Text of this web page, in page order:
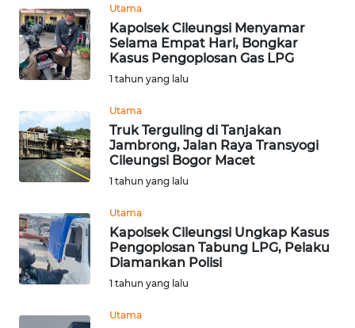
Utama
Kapolsek Cileungsi Menyamar
Selama Empat Hari, Bongkar
Kasus Pengoplosan Gas LPG
1 tahun yang lalu
Utama
Truk Terguling di Tanjakan
Jambrong, Jalan Raya Transyogi
Cileungsi Bogor Macet
1 tahun yang lalu
Utama
Kapolsek Cileungsi Ungkap Kasus
Pengoplosan Tabung LPG, Pelaku
Diamankan Polisi
1 tahun yang lalu
Utama
MALUKU
WN
MALUT
WN
DAIRI
WN
DANAU
WN
NIAS
LANGKAT